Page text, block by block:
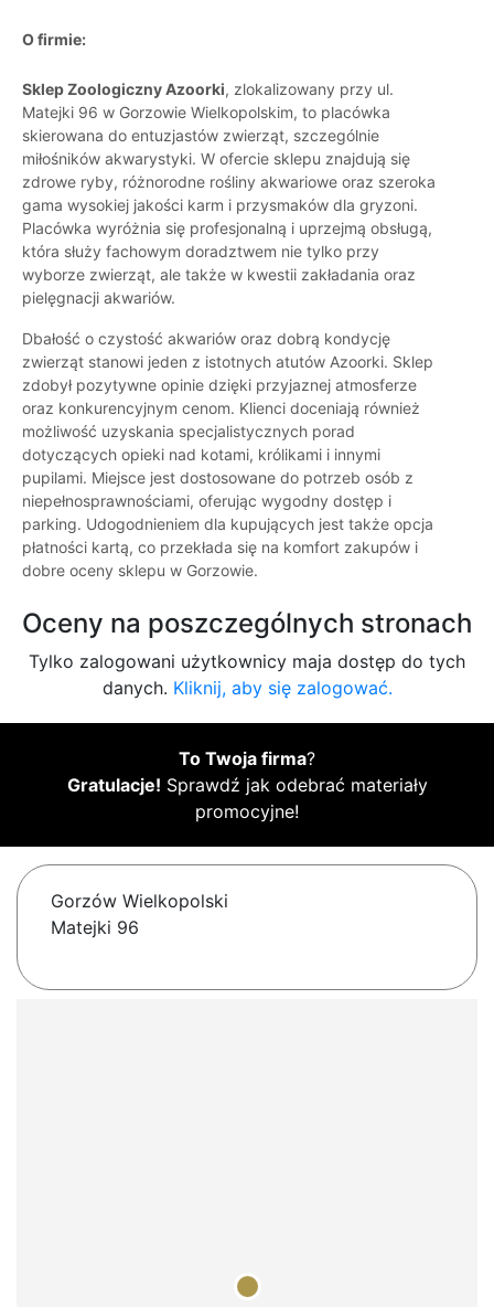
O firmie:
Sklep Zoologiczny Azoorki, zlokalizowany przy ul.
Matejki 96 w Gorzowie Wielkopolskim, to placówka
skierowana do entuzjastów zwierząt, szczególnie
miłośników akwarystyki. W ofercie sklepu znajdują się
zdrowe ryby, różnorodne rośliny akwariowe oraz szeroka
gama wysokiej jakości karm i przysmaków dla gryzoni.
Placówka wyróżnia się profesjonalną i uprzejmą obsługą,
która służy fachowym doradztwem nie tylko przy
wyborze zwierząt, ale także w kwestii zakładania oraz
pielęgnacji akwariów.
Dbałość o czystość akwariów oraz dobrą kondycję
zwierząt stanowi jeden z istotnych atutów Azoorki. Sklep
zdobył pozytywne opinie dzięki przyjaznej atmosferze
oraz konkurencyjnym cenom. Klienci doceniają również
możliwość uzyskania specjalistycznych porad
dotyczących opieki nad kotami, królikami i innymi
pupilami. Miejsce jest dostosowane do potrzeb osób z
niepełnosprawnościami, oferując wygodny dostęp i
parking. Udogodnieniem dla kupujących jest także opcja
płatności kartą, co przekłada się na komfort zakupów i
dobre oceny sklepu w Gorzowie.
Oceny na poszczególnych stronach
Tylko zalogowani użytkownicy maja dostęp do tych
danych. Kliknij, aby się zalogować.
To Twoja firma?
Gratulacje! Sprawdź jak odebrać materiały
promocyjne!
Gorzów Wielkopolski
Matejki 96